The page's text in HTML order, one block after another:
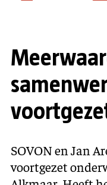
SOVON en Jan
voortgezet